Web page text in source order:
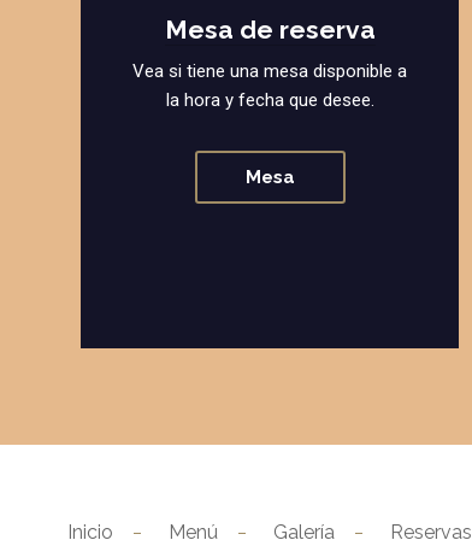
Mesa de reserva
Vea si tiene una mesa disponible a
la hora y fecha que desee.
Mesa
Inicio Menú Galería Reservas